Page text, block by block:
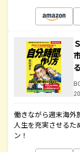
働きながら週末海外
人生を充実させるた
ン！